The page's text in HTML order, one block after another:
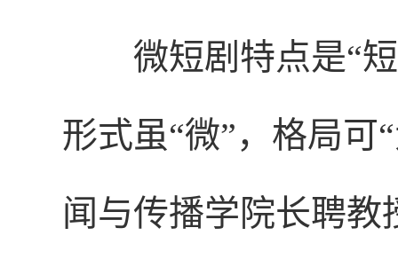
微短剧特点是“
形式虽“微”，格局可
闻与传播学院长聘